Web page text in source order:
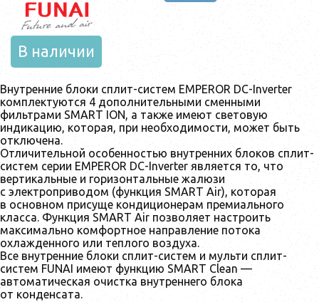
В наличии
Внутренние блоки сплит-систем EMPEROR DC-Inverter
комплектуются 4 дополнительными сменными
фильтрами SMART ION, а также имеют световую
индикацию, которая, при необходимости, может быть
отключена.
Отличительной особенностью внутренних блоков сплит-
систем серии EMPEROR DC-Inverter является то, что
вертикальные и горизонтальные жалюзи
с электроприводом (функция SMART Air), которая
в основном присуще кондиционерам премиального
класса. Функция SMART Air позволяет настроить
максимально комфортное направление потока
охлажденного или теплого воздуха.
Все внутренние блоки сплит-систем и мульти сплит-
систем FUNAI имеют функцию SMART Clean —
автоматическая очистка внутреннего блока
от конденсата.